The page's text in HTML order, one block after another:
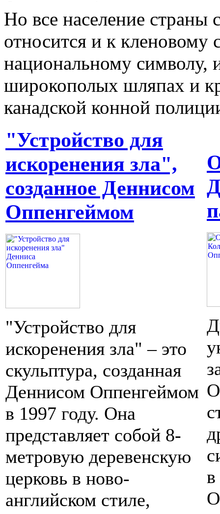
Но все население
относится и к кленовому
национальному символу,
широкополых шляпах и
канадской конной
"Устройство для
искоренения зла",
созданное Деннисом
Оппенгеймом
"Устройство для
искоренения зла" – это
скульптура, созданная
Деннисом Оппенгеймом
в 1997 году. Она
представляет собой 8-
метровую деревенскую
церковь в ново-
английском стиле,